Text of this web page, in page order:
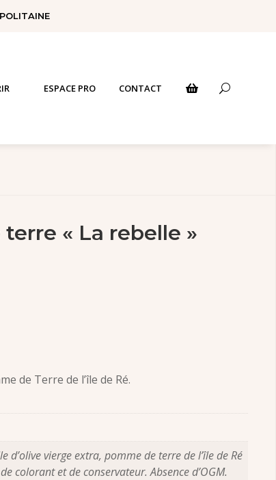
ESPACE PRO CONTACT  U
« La rebelle »
de Terre de l’île de Ré.
d’olive vierge extra, pomme de terre de l’île de Ré
colorant et de conservateur. Absence d’OGM.